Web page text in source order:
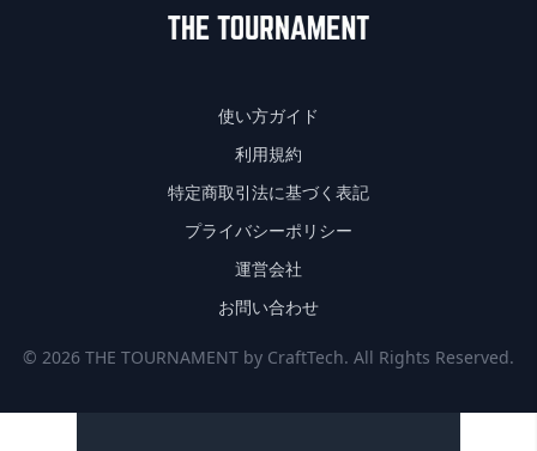
使い方ガイド
利用規約
特定商取引法に基づく表記
プライバシーポリシー
運営会社
お問い合わせ
© 2026 THE TOURNAMENT by CraftTech. All Rights Reserved.